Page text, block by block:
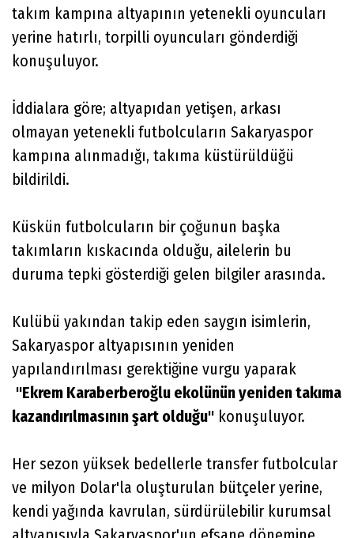
takım kampına altyapının yetenekli oyuncuları
yerine hatırlı, torpilli oyuncuları gönderdiği
konuşuluyor.
İddialara göre; altyapıdan yetişen, arkası
olmayan yetenekli futbolcuların Sakaryaspor
kampına alınmadığı, takıma küstürüldüğü
bildirildi.
Küskün futbolcuların bir çoğunun başka
takımların kıskacında olduğu, ailelerin bu
duruma tepki gösterdiği gelen bilgiler arasında.
Kulübü yakından takip eden saygın isimlerin,
Sakaryaspor altyapısının yeniden
yapılandırılması gerektiğine vurgu yaparak
"Ekrem Karaberberoğlu ekolünün yeniden takıma
kazandırılmasının şart olduğu" konuşuluyor.
Her sezon yüksek bedellerle transfer futbolcular
ve milyon Dolar'la oluşturulan bütçeler yerine,
kendi yağında kavrulan, sürdürülebilir kurumsal